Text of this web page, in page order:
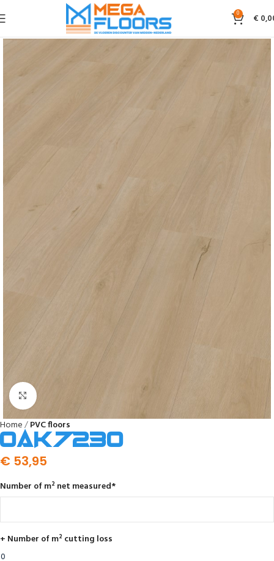
0 €
Home PVC floors
Oak 7230
€ 53,95
Number of m² net measured*
+ Number of m² cutting loss
Click to enlarge